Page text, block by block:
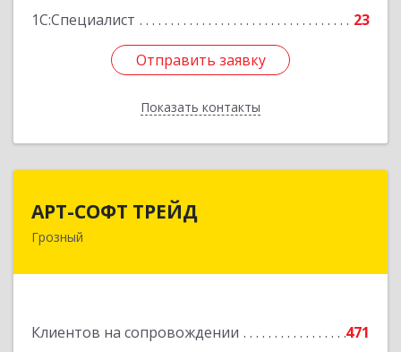
1С:Специалист
23
Отправить заявку
Показать контакты
Отправить заявку
Назад
АРТ-СОФТ ТРЕЙД
Грозный
Клиентов на сопровождении
471
364013, Чеченская Респ, Грозный г, Полярников